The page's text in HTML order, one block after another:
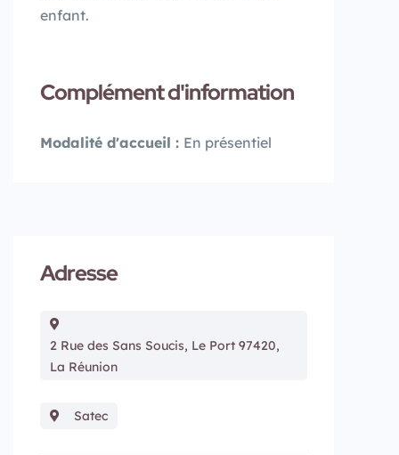
enfant.
Complément d'information
Modalité d'accueil : En présentiel
Adresse
2 Rue des Sans Soucis, Le Port 97420,
La Réunion
Satec